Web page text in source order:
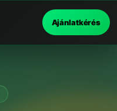
Ajánlatkérés